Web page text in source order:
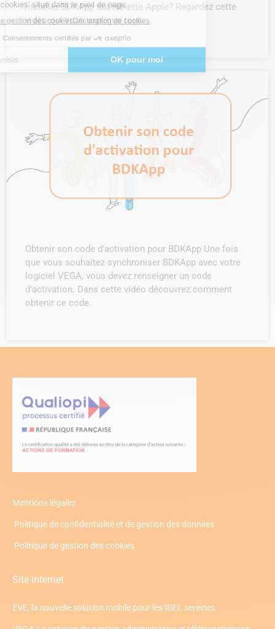
installer BDKApp sur tablette Apple? Regardez cette
vidéo qui vous explique tout.
Obtenir son code d’activation pour BDKApp Une fois
que vous souhaitez synchroniser BDKApp avec votre
logiciel VEGA, vous devez renseigner un code
d’activation. Dans cette vidéo découvrez comment
obtenir ce code.
Mentions légales
Politique de confidentialité et de gestion des données
Politique de gestion des cookies
Site internet
EVE, la nouvelle solution mobile pour les IDEL sereines